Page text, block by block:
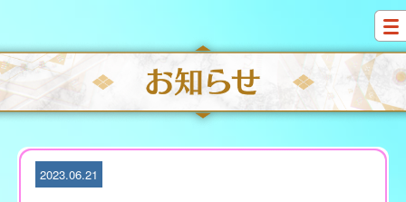
i
p
t
o
c
2023.06.21